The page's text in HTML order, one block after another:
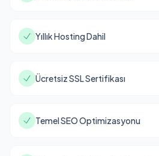
Yıllık Hosting Dahil
Ücretsiz SSL Sertifikası
Temel SEO Optimizasyonu